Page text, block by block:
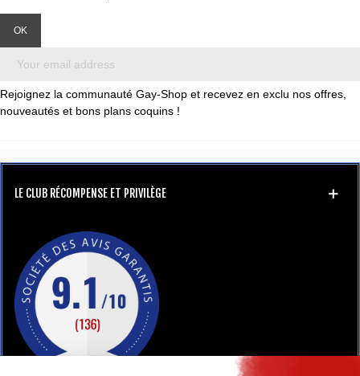
Rejoignez la communauté Gay-Shop et recevez en exclu nos offres,
nouveautés et bons plans coquins !
LE CLUB RÉCOMPENSE ET PRIVILÈGE